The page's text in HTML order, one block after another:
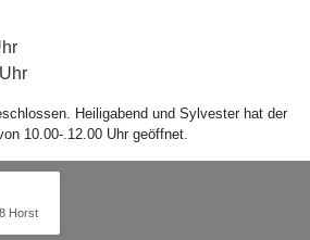
Heiligabend und Sylvester hat der
10.00-.12.00 Uhr geöffnet.
Horst